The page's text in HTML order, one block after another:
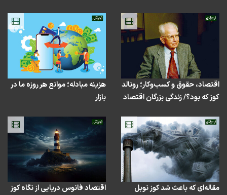
اقتصاد، حقوق و کسب‌وکار؛ رونالد
کوز که بود؟/ زندگی بزرگان اقتصاد
هزینه مبادله؛ موانع هر روزه ما در
بازار
مقاله‌ای که باعث شد کوز نوبل
اقتصاد فانوس دریایی از نگاه کوز